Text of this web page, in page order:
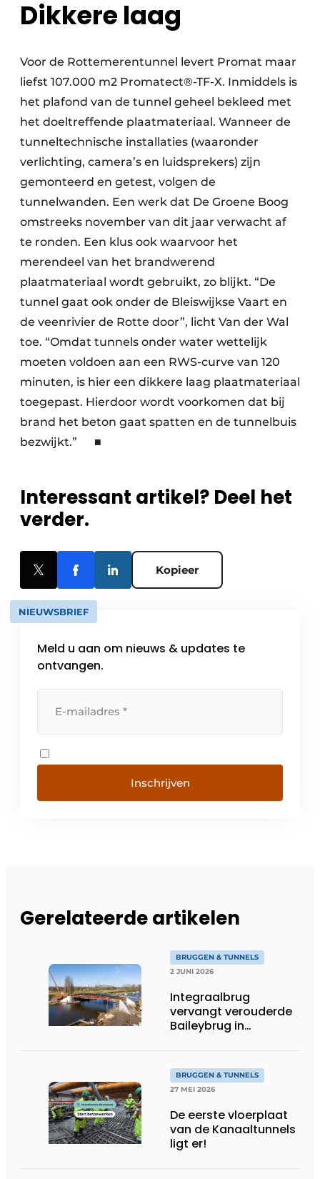
Dikkere laag
Voor de Rottemerentunnel levert Promat maar
liefst 107.000 m2 Promatect®-TF-X. Inmiddels is
het plafond van de tunnel geheel bekleed met
het doeltreffende plaatmateriaal. Wanneer de
tunneltechnische installaties (waaronder
verlichting, camera’s en luidsprekers) zijn
gemonteerd en getest, volgen de
tunnelwanden. Een werk dat De Groene Boog
omstreeks november van dit jaar verwacht af
te ronden. Een klus ook waarvoor het
merendeel van het brandwerend
plaatmateriaal wordt gebruikt, zo blijkt. “De
tunnel gaat ook onder de Bleiswijkse Vaart en
de veenrivier de Rotte door”, licht Van der Wal
toe. “Omdat tunnels onder water wettelijk
moeten voldoen aan een RWS-curve van 120
minuten, is hier een dikkere laag plaatmateriaal
toegepast. Hierdoor wordt voorkomen dat bij
brand het beton gaat spatten en de tunnelbuis
bezwijkt.” ■
Interessant artikel? Deel het
verder.
Kopieer
NIEUWSBRIEF
Meld u aan om nieuws & updates te
ontvangen.
Inschrijven
Gerelateerde artikelen
BRUGGEN & TUNNELS
2 JUNI 2026
Integraalbrug
vervangt verouderde
Baileybrug in
BRUGGEN & TUNNELS
27 MEI 2026
De eerste vloerplaat
van de Kanaaltunnels
ligt er!